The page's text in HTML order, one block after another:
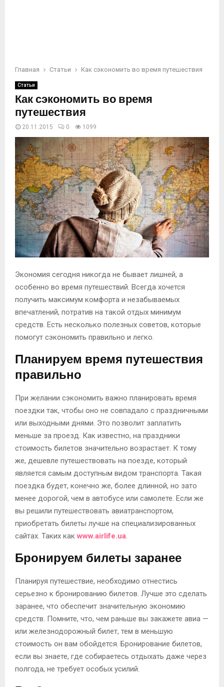
Главная Статьи Как сэкономить во время путешествия
Статьи
Как сэкономить во время
путешествия
20.11.2015 0 1099
Экономия сегодня никогда не бывает лишней, а
особенно во время путешествий. Всегда хочется
получить максимум комфорта и незабываемых
впечатлений, потратив на такой отдых минимум
средств. Есть несколько полезных советов, которые
помогут сэкономить правильно и легко.
Планируем время путешествия
правильно
При желании сэкономить важно планировать время
поездки так, чтобы оно не совпадало с праздничными
или выходными днями. Это позволит заплатить
меньше за проезд. Как известно, на праздники
стоимость билетов значительно возрастает. К тому
же, дешевле путешествовать на поезде, который
является самым доступным видом транспорта. Такая
поездка будет, конечно же, более длинной, но зато
менее дорогой, чем в автобусе или самолете. Если же
вы решили путешествовать авиатранспортом,
приобретать билеты лучше на специализированных
сайтах. Таких какwww.airlife.ua.
Бронируем билеты заранее
Планируя путешествие, необходимо отнестись
серьезно к бронированию билетов. Лучше это сделать
заранее, что обеспечит значительную экономию
средств. Помните, что, чем раньше вы закажете авиа —
или железнодорожный билет, тем в меньшую
стоимость он вам обойдется. Бронирование билетов,
если вы знаете, где собираетесь отдыхать даже через
полгода, не требует особых усилий.